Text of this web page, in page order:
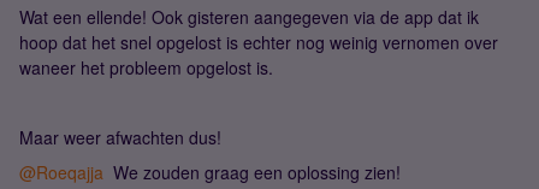
Wat een ellende! Ook gisteren aangegeven via de app dat ik
hoop dat het snel opgelost is echter nog weinig vernomen over
waneer het probleem opgelost is.
Maar weer afwachten dus!
@Roeqajja We zouden graag een oplossing zien!